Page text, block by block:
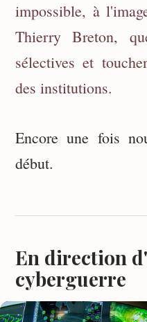
impossible, à
Thierry Breton,
sélectives et
des institutions.
Encore une fois
début.
En direction
cyberguerre